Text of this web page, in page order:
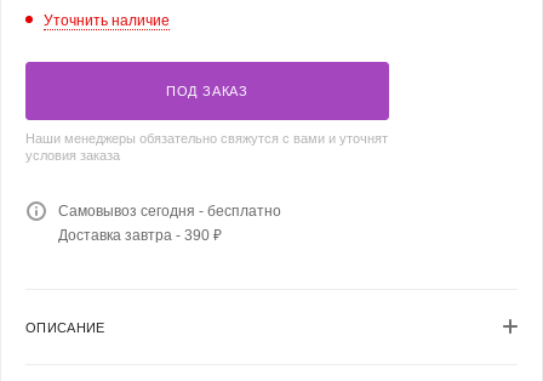
Уточнить наличие
ПОД ЗАКАЗ
Наши менеджеры обязательно свяжутся с вами и уточнят
условия заказа
Самовывоз сегодня - бесплатно
Доставка завтра - 390 ₽
ОПИСАНИЕ